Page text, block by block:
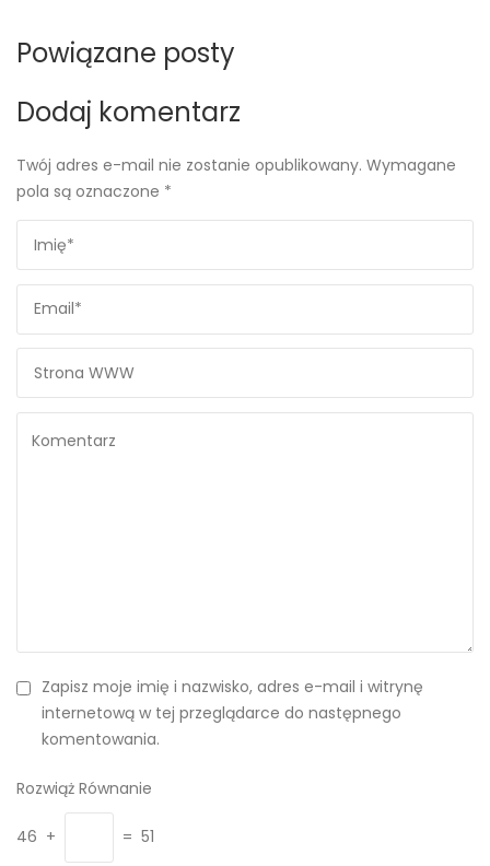
Powiązane posty
Dodaj komentarz
Twój adres e-mail nie zostanie opublikowany. Wymagane
pola są oznaczone *
Zapisz moje imię i nazwisko, adres e-mail i witrynę
internetową w tej przeglądarce do następnego
komentowania.
Rozwiąż Równanie
46 + = 51